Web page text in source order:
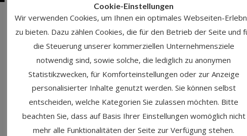
Kontakt
Martin Cambeis
Tel: +49 89 35 85 37 23
Cookie-Einstellungen
Wir verwenden Cookies, um Ihnen ein optimales Webseiten-
zu bieten. Dazu zählen Cookies, die für den Betrieb der Seite und
die Steuerung unserer kommerziellen Unternehmensziele
notwendig sind, sowie solche, die lediglich zu anonymen
Statistikzwecken, für Komforteinstellungen oder zur Anzeige
personalisierter Inhalte genutzt werden. Sie können selbst
entscheiden, welche Kategorien Sie zulassen möchten. Bitte
beachten Sie, dass auf Basis Ihrer Einstellungen womöglich nicht
mehr alle Funktionalitäten der Seite zur Verfügung stehen.